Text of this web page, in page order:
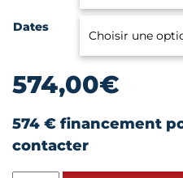
Dates
574,00€
574 € financement
contacter